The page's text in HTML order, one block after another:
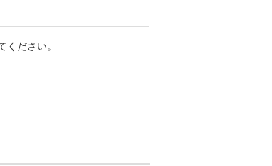
ださい。